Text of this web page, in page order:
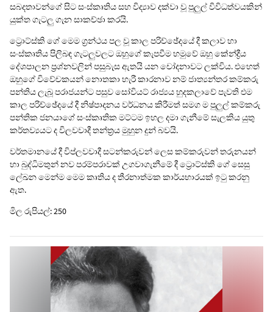
සබදතාවන්ගේ සිට සංස්කෘතිය සහ විද්‍යාව දක්වා වූ පුලුල් විවිධත්වයකින්
යුක්ත ගැටලු ගැන සාකච්ඡා කරයි.
ට්‍රොට්ස්කි ගේ මෙම ග්‍රන්ථය පල වූ කාල පරිච්ඡේදයේ දී කලාව හා
සංස්කෘතිය පිලිබඳ ගැටලුවලට ඔහුගේ කැපවීම හමුවේ ඔහු කේන්ද්‍රීය
දේශපාලන ප්‍රශ්නවලින් පසුබැස ඇතයි යන චෝදනාවට ලක්විය. එහෙත්
ඔහුගේ විවේචකයන් නොතකා හැරී කාරනාව නම් ජාත්‍යන්තර කම්කරු
පන්තිය ලැබූ පරාජයන්ට පසුව සෝවියට් රාජ්‍යය හුදකලාවේ පැවති එම
කාල පරිච්ඡේදයේ දී නිෂ්පාදනය වර්ධනය කිරීමත් සමග ම පුලුල් කම්කරු
පන්තික ජනයාගේ සංස්කෘතික මට්ටම ඉහල දමා ගැනීමේ සැලකිය යුතු
කර්තව්‍යයට ද විලවවාදී තන්ත්‍රය මුහුන දුන් බවයි.
වර්තමානයේ දී විප්ලවවාදී සටන්කරුවන් ලෙස කම්කරුවන් තරුනයන්
හා බුද්ධිමතුන් නව පරම්පරාවක් උගවාගැනීමේ දී ට්‍රොට්ස්කි ගේ සෙසු
ලේඛන මෙන්ම මෙම කෘතිය ද තීරනාත්මක කාර්යභාරයක් ඉටු කරනු
ඇත.
මිල රුපියල්: 250